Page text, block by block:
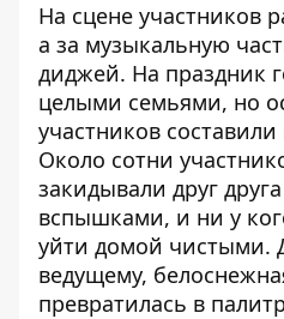
На сцене участников
а за музыкальную
диджей. На праздник
целыми семьями, но
участников
Около сотни
закидывали друг
вспышками, и ни у
уйти домой чистыми.
ведущему,
превратилась в